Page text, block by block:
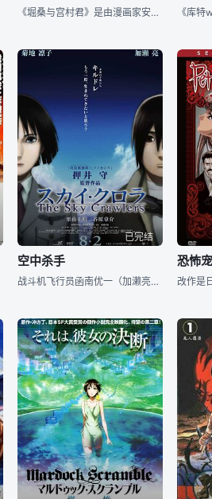
《堀桑与宫村君》是由漫画家安达浩树（笔名：HERO）创作的《堀与宫村》（堀さんと宫村くん）在2012年4月宣布将制作OVA动画。《堀桑与宫村君》以片桐高校为舞台，女主角是有着华丽的外表，同时成绩优秀、家务万能的人气美少女堀京子。某天，她弟弟创太受伤之后被陌生的“耳环男”送了回来，而这华丽耳环男的实体竟然是班上“天然无神经”的土气男生宫村伊澄。堀被宫村在学校与校外截然不同的形象震惊到了。而以关心不擅长与人交往的创太为契机，宫村开始频繁的访问堀家，同时也挖掘出堀“家庭的抖S”的一面……
已完结
空中杀手
战斗机飞行员函南优一（加濑亮配音）来到基地报道，等待他的是全新的生活环境与熟悉的飞行战斗。在这里，函南优一遇到了各式各样的战友，与不苟言笑的长官草薙水素（菊地凛子配音）。函南优一获得了一架新战斗机
恐怖